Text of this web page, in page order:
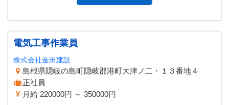
電気工事作業員
株式会社金田建設
島根県隠岐の島町隠岐郡港町大津ノ二・１３番地４
正社員
月給 220000円 ～ 350000円